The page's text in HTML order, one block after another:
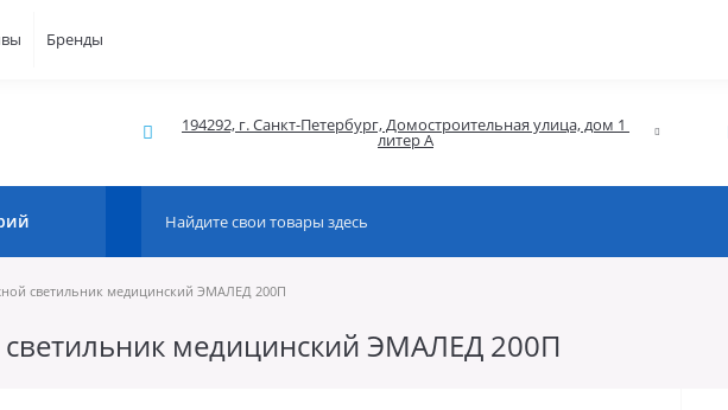
Бренды
194292, г. Санкт-Петербург, Домостроительная улица, дом 1
литер А
светильник медицинский ЭМАЛЕД 200П
медицинский ЭМАЛЕД 200П